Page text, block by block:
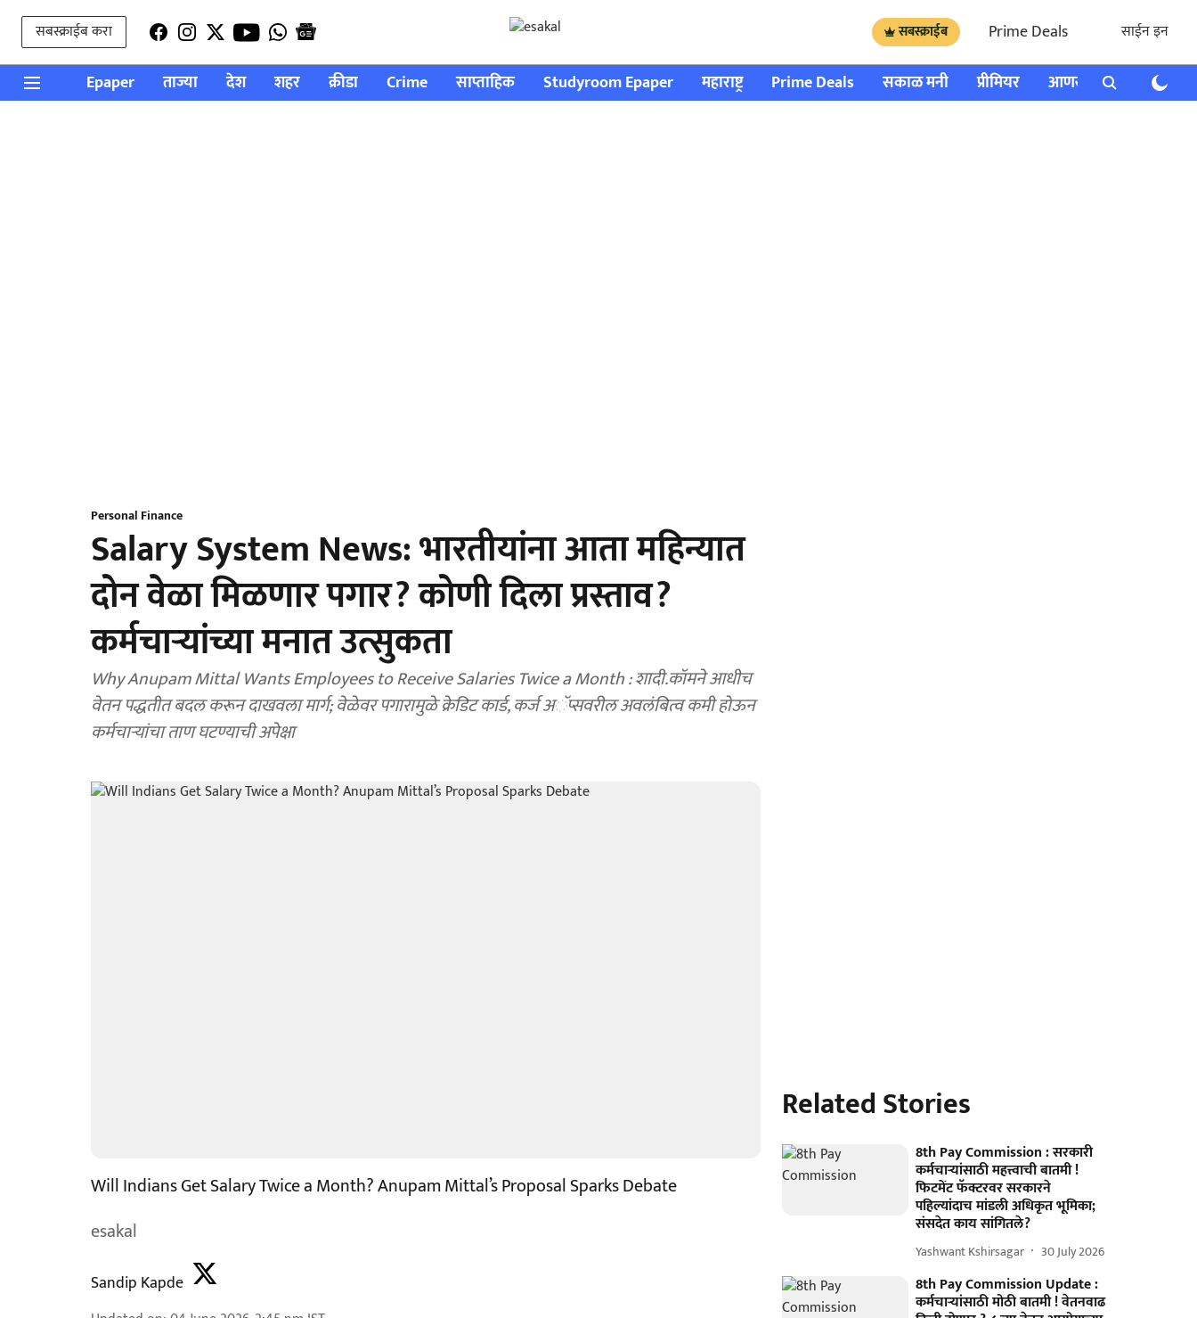
सबस्क्राईब करा सबस्क्राईब Prime Deals साईन इन
Epaper ताज्या देश शहर क्रीडा Crime साप्ताहिक Studyroom Epaper महाराष्ट्र Prime Deals सकाळ मनी प्रीमियर आणखी राशी भविष्य
Personal Finance
Salary System News: भारतीयांना आता महिन्यात
दोन वेळा मिळणार पगार? कोणी दिला प्रस्ताव?
कर्मचाऱ्यांच्या मनात उत्सुकता
Why Anupam Mittal Wants Employees to Receive Salaries Twice a Month : शादी.कॉमने आधीच
वेतन पद्धतीत बदल करून दाखवला मार्ग; वेळेवर पगारामुळे क्रेडिट कार्ड, कर्ज अॅप्सवरील अवलंबित्व कमी होऊन
कर्मचाऱ्यांचा ताण घटण्याची अपेक्षा
Will Indians Get Salary Twice a Month? Anupam Mittal’s Proposal Sparks Debate
esakal
Sandip Kapde
Related Stories
8th Pay Commission : सरकारी
कर्मचाऱ्यांसाठी महत्त्वाची बातमी !
फिटमेंट फॅक्टरवर सरकारने
पहिल्यांदाच मांडली अधिकृत भूमिका;
संसदेत काय सांगितले?
Yashwant Kshirsagar 30 July 2026
8th Pay Commission Update :
कर्मचाऱ्यांसाठी मोठी बातमी ! वेतनवाढ